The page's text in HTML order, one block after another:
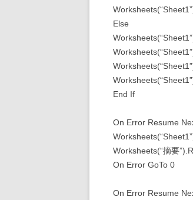
Else
End If
On Error Resume
Worksheets(“摘要
On Error GoTo 0
On Error Resume